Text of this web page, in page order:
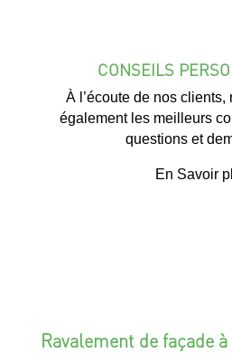
CONSEILS
À l’écoute de nos
également les meilleurs
questions et
En Savoir
Ravalement de façade